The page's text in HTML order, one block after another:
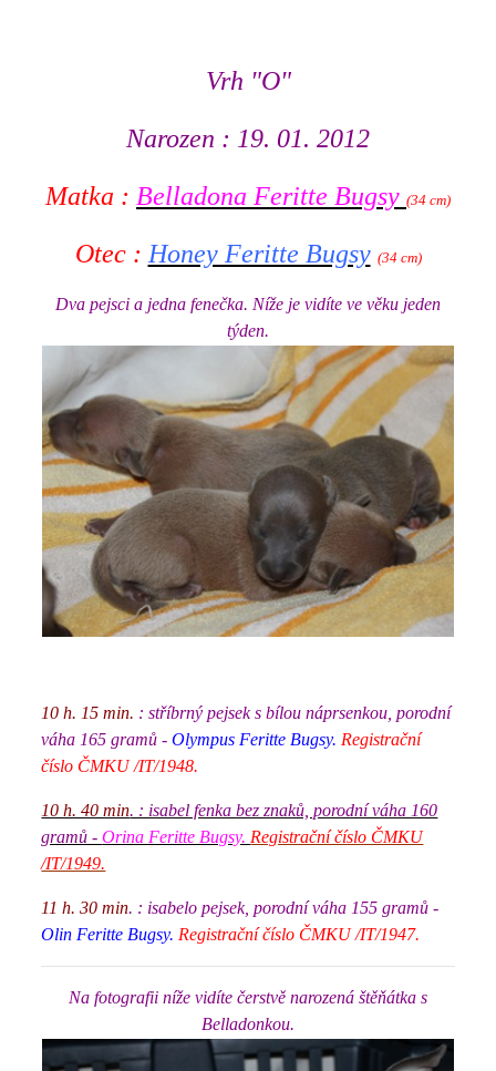
Vrh "O"
Narozen : 19. 01. 2012
Matka : Belladona Feritte Bugsy (34 cm)
Otec : Honey Feritte Bugsy (34 cm)
Dva pejsci a jedna fenečka. Níže je vidíte ve věku jeden
týden.
10 h. 15 min. : stříbrný pejsek s bílou náprsenkou, porodní
váha 165 gramů -Olympus Feritte Bugsy. Registrační
číslo ČMKU /IT/1948.
10 h. 40 min. : isabel fenka bez znaků, porodní váha 160
gramů -Orina Feritte Bugsy. Registrační číslo ČMKU
/IT/1949.
11 h. 30 min. : isabelo pejsek, porodní váha 155 gramů -
Olin Feritte Bugsy. Registrační číslo ČMKU /IT/1947.
Na fotografii níže vidíte čerstvě narozená štěňátka s
Belladonkou.